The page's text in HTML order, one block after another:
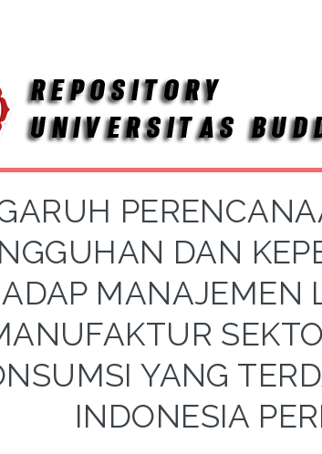
DAN
MANAJEMEN
YANG
INDONESIA